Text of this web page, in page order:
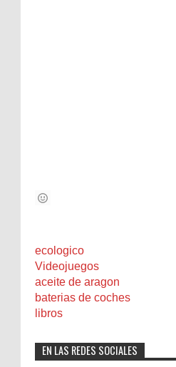
ecologico
Videojuegos
aceite de aragon
baterias de coches
libros
EN LAS REDES SOCIALES